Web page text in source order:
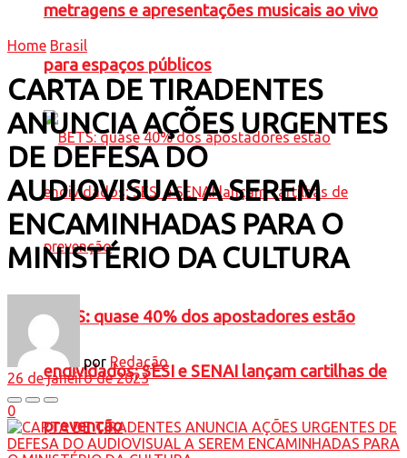
metragens e apresentações musicais ao vivo
para espaços públicos
BETS: quase 40% dos apostadores estão
endividados; SESI e SENAI lançam cartilhas de
prevenção
Home Brasil
CARTA DE TIRADENTES
ANUNCIA AÇÕES URGENTES
DE DEFESA DO
AUDIOVISUAL A SEREM
ENCAMINHADAS PARA O
MINISTÉRIO DA CULTURA
por Redação
26 de janeiro de 2023
0